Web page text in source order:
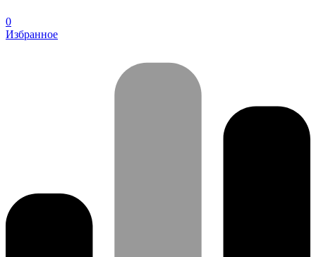
0
Избранное